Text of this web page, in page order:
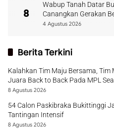
8
Wabup Tanah Datar
Canangkan Gerakan
4 Agustus 2026
Berita Terkini
Kalahkan Tim Maju Bersama,
Juara Back to Back Pada MPL
8 Agustus 2026
54 Calon Paskibraka Bukittinggi
Tantingan Intensif
8 Agustus 2026